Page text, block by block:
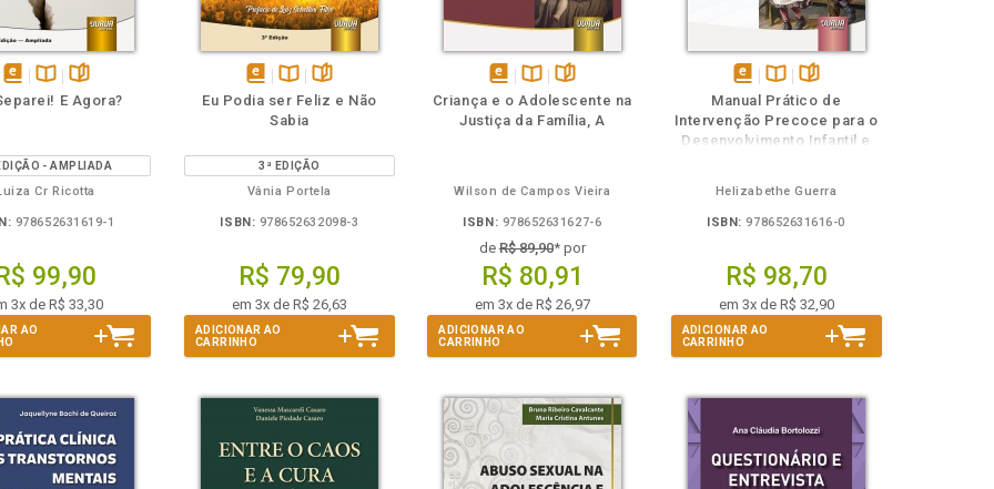
disponívelDisponível
páginas
E Agora?
- AMPLIADA
Cr Ricotta
978652631619-1
R$ 99,90
3x de R$ 33,30
AO
disponívelDisponível
na
páginas
Eu Podia ser Feliz e Não
Sabia
3ª EDIÇÃO
Vânia Portela
ISBN: 978652632098-3
R$ 79,90
em 3x de R$ 26,63
ADICIONAR AO
CARRINHO
disponível
em
Disponível
na
páginas
Criança e o Adolescente na
Justiça da Família, A
Wilson de Campos Vieira
ISBN: 978652631627-6
deR$ 89,90* por
R$ 80,91
em 3x de R$ 26,97
ADICIONAR AO
CARRINHO
disponível
em
eBook
Também
Disponível
na
B.V.
Folheie
páginas
Manual Prático de
Intervenção Precoce para o
Desenvolvimento Infantil e
Helizabethe Guerra
ISBN: 978652631616-0
R$ 98,70
em 3x de R$ 32,90
ADICIONAR AO
CARRINHO